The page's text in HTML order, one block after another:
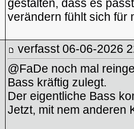
gestalten, dass es
verändern fühlt sich für
verfasst 06-06-2026
@FaDe noch mal
Bass kräftig zulegt.
Der eigentliche Bass
Jetzt, mit nem anderen